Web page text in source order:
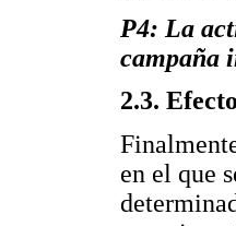
P4: La
campaña
2.3.
en el que